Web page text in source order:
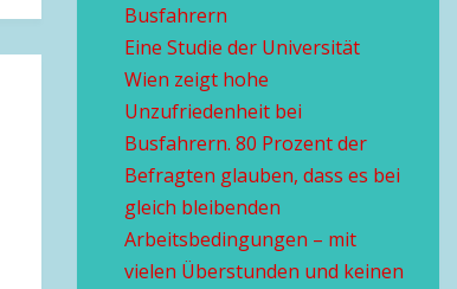
Busfahrern
Eine Studie der Universität
Wien zeigt hohe
Unzufriedenheit bei
Busfahrern. 80 Prozent der
Befragten glauben, dass es bei
gleich bleibenden
Arbeitsbedingungen – mit
vielen Überstunden und keinen